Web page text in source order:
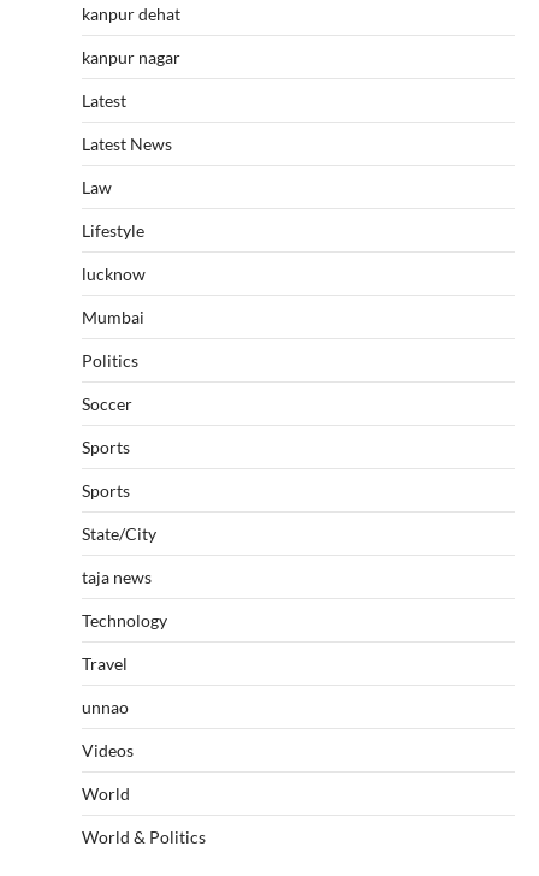
kanpur dehat
kanpur nagar
Latest
Latest News
Law
Lifestyle
lucknow
Mumbai
Politics
Soccer
Sports
Sports
State/City
taja news
Technology
Travel
unnao
Videos
World
World & Politics